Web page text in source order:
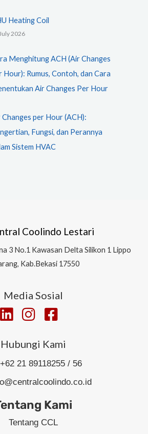
Heating Coil
2026
Menghitung ACH (Air Changes
Hour): Rumus, Contoh, dan Cara
Air Changes Per Hour
Changes per Hour (ACH):
Fungsi, dan Perannya
Sistem HVAC
Coolindo Lestari
3 No.1 Kawasan Delta Silikon 1 Lippo
Kab.Bekasi 17550
Media Sosial
Hubungi Kami
+62 21 89118255 / 56
Kami
Tentang CCL